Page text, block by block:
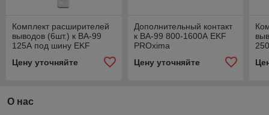
Комплект расширителей
выводов (6шт.) к ВА-99
125А под шину EKF
Цену уточняйте
Дополнительный контакт
к ВА-99 800-1600А EKF
PROxima
Цену уточняйте
О нас